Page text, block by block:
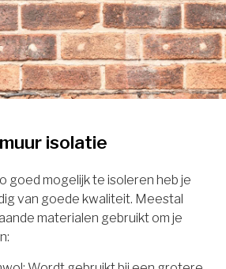
isolatie
goed mogelijk te isoleren heb je
van goede kwaliteit. Meestal
materialen gebruikt om je